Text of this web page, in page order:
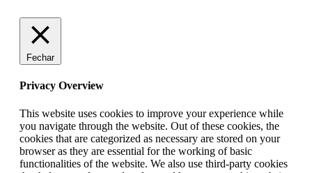
Fechar
Privacy Overview
This website uses cookies to improve your experience while
you navigate through the website. Out of these cookies, the
cookies that are categorized as necessary are stored on your
browser as they are essential for the working of basic
functionalities of the website. We also use third-party cookies